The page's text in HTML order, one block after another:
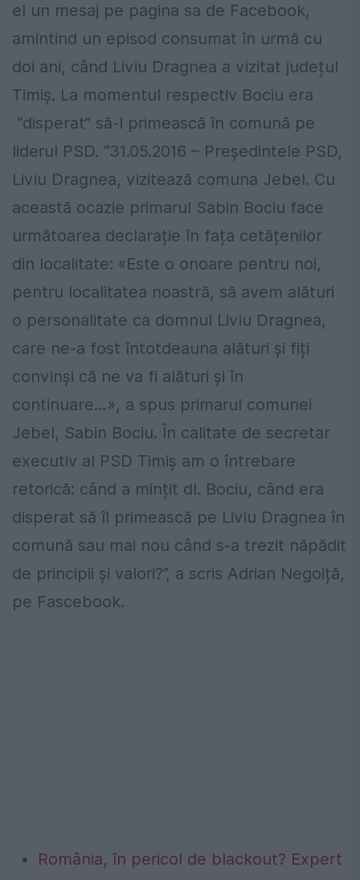
el un mesaj pe pagina sa de Facebook,
amintind un episod consumat în urmă cu
doi ani, când Liviu Dragnea a vizitat județul
Timiș. La momentul respectiv Bociu era
“disperat” să-l primească în comună pe
liderul PSD. “31.05.2016 – Președintele PSD,
Liviu Dragnea, vizitează comuna Jebel. Cu
această ocazie primarul Sabin Bociu face
următoarea declarație în fața cetățenilor
din localitate: «Este o onoare pentru noi,
pentru localitatea noastră, să avem alături
o personalitate ca domnul Liviu Dragnea,
care ne-a fost întotdeauna alături și fiți
convinși că ne va fi alături și în
continuare…», a spus primarul comunei
Jebel, Sabin Bociu. În calitate de secretar
executiv al PSD Timiș am o întrebare
retorică: când a mințit dl. Bociu, când era
disperat să îl primească pe Liviu Dragnea în
comună sau mai nou când s-a trezit năpădit
de principii și valori?”, a scris Adrian Negoiță,
pe Fascebook.
România, în pericol de blackout? Expert